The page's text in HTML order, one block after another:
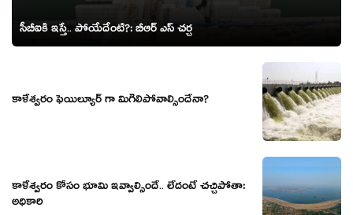
సీబీఐకి ఇస్తే.. పోయేదేంటి?: బీఆర్ ఎస్ చర్చ
కాళేశ్వరం ఫెయిల్యూర్ గా మిగిలిపోవాల్సిందేనా?
కాళేశ్వ‌రం కోసం భూమి ఇవ్వాల్సిందే.. లేదంటే చచ్చిపోతా:
అధికారి